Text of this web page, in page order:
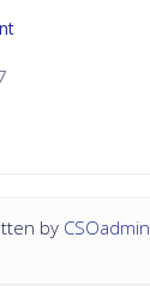
by CSOadmin